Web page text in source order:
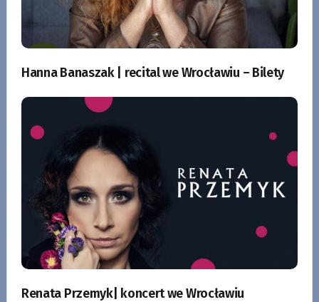
Hanna Banaszak | recital we Wrocławiu – Bilety
Renata Przemyk| koncert we Wrocławiu